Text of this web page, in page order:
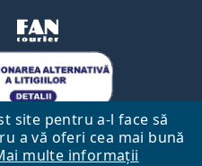
site pentru a-l face să
a vă oferi cea mai bună
multe informații